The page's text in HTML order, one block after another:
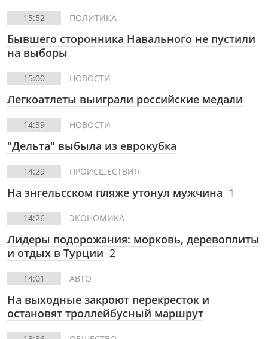
15:52 ПОЛИТИКА
Бывшего сторонника Навального не пустили
на выборы
15:00 НОВОСТИ
Легкоатлеты выиграли российские медали
14:39 НОВОСТИ
"Дельта" выбыла из еврокубка
14:29 ПРОИСШЕСТВИЯ
На энгельсском пляже утонул мужчина 1
14:26 ЭКОНОМИКА
Лидеры подорожания: морковь, деревоплиты
и отдых в Турции 2
14:01 АВТО
На выходные закроют перекресток и
остановят троллейбусный маршрут